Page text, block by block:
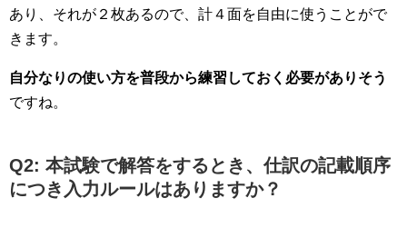
あり、それが２枚あるので、計４面を自由に使うことがで
きます。
自分なりの使い方を普段から練習しておく必要がありそう
ですね。
Q2: 本試験で解答をするとき、仕訳の記載順序
につき入力ルールはありますか？